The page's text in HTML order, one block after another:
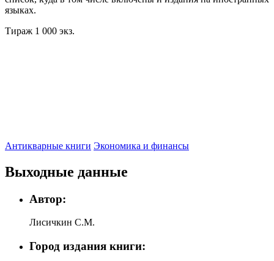
языках.
Тираж 1 000 экз.
Антикварные книги Экономика и финансы
Выходные данные
Автор:
Лисичкин С.М.
Город издания книги: